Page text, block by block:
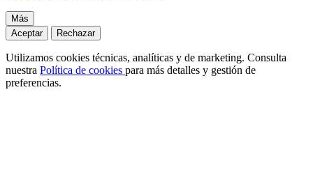
Más
Aceptar
Rechazar
Utilizamos cookies técnicas, analíticas y de marketing. Consulta
nuestra Política de cookies para más detalles y gestión de
preferencias.